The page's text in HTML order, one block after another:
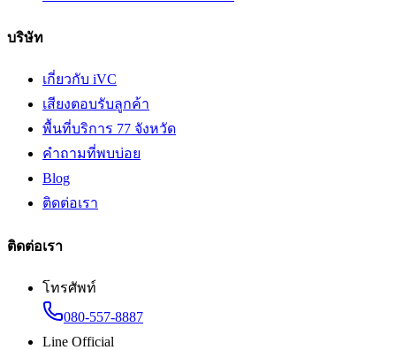
บริษัท
เกี่ยวกับ iVC
เสียงตอบรับลูกค้า
พื้นที่บริการ 77 จังหวัด
คำถามที่พบบ่อย
Blog
ติดต่อเรา
ติดต่อเรา
โทรศัพท์
080-557-8887
Line Official